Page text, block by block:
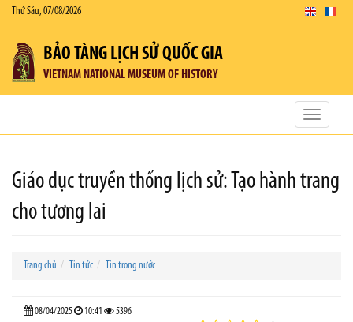
Thứ Sáu, 07/08/2026
BẢO TÀNG LỊCH SỬ QUỐC GIA
VIETNAM NATIONAL MUSEUM OF HISTORY
Toggle
Giáo dục truyền thống lịch sử: Tạo hành trang
cho tương lai
Trang chủ Tin tức Tin trong nước
08/04/2025 10:41 5396